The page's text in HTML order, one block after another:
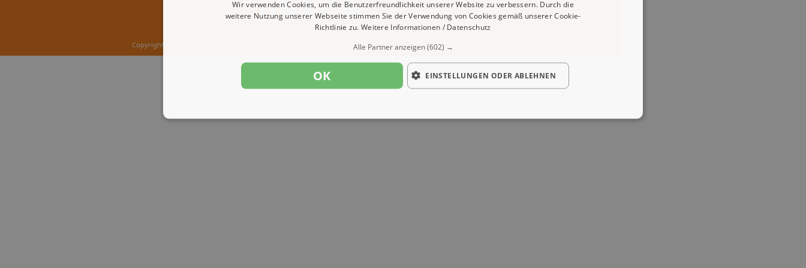
Copyright © 2000 - 2026 1A-Infosysteme.de | Content by: 1A-Reisemarkt.de | 08.08.2026| CFo: No|PATH ( 0.494)
Wir verwenden Cookies, um die Benutzerfreundlichkeit unserer Website zu verbessern. Durch die
weitere Nutzung unserer Webseite stimmen Sie der Verwendung von Cookies gemäß unserer Cookie-
Richtlinie zu. Weitere Informationen / Datenschutz
Alle Partner anzeigen(602) →
OK EINSTELLUNGEN ODER ABLEHNEN